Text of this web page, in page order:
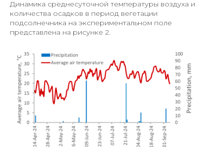
Динамика среднесуточной температуры воздуха и
количества осадков в период вегетации
подсолнечника на экспериментальном поле
представлена на рисунке 2.